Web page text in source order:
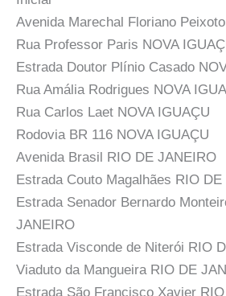
Avenida Marechal Floriano
Rua Professor Paris NOVA
Estrada Doutor Plínio Casado
Rua Amália Rodrigues NOVA
Rua Carlos Laet NOVA IGUAÇU
Rodovia BR 116 NOVA IGUAÇU
Avenida Brasil RIO DE JANEIRO
Estrada Couto Magalhães RIO
Estrada Senador Bernardo
JANEIRO
Estrada Visconde de Niterói RIO
Viaduto da Mangueira RIO DE
Estrada São Francisco Xavier